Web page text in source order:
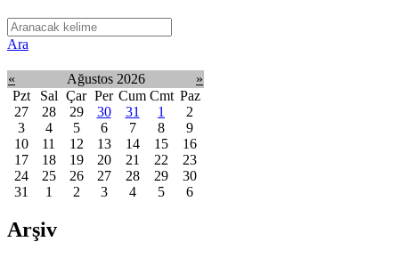
Ara
« Ağustos 2026
»
Pzt
Sal Çar Per Cum Cmt Paz
27
28 29 30 31 1
2
3
4 5 6 7 8
9
10
11 12 13 14 15
16
17
18 19 20 21 22
23
24
25 26 27 28 29
30
31
1 2 3 4 5 6
Arşiv